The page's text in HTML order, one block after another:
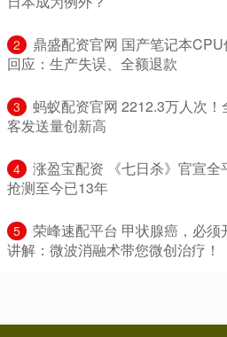
2
鼎盛配资官网 国产笔记本
回应：生产失误、全额退款
3
蚂蚁配资官网 2212.3万人次
客发送量创新高
4
涨盈宝配资 《七日杀》官宣
抢测至今已13年
5
荣峰速配平台 甲状腺癌，必
讲解：微波消融术带您微创治疗！